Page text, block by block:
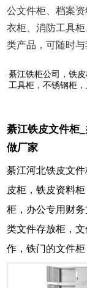
公文件柜、档案
衣柜、消防工具
类产品，可随时与
綦江铁柜公司，铁
工具柜，不锈钢柜
綦江铁皮文件柜
做厂家
綦江河北铁皮文
皮柜，铁皮资料
柜，办公专用财
类文件存放柜，
作，铁门的文件